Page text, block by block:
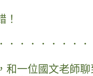
！
．．．．．．．
和一位國文老師